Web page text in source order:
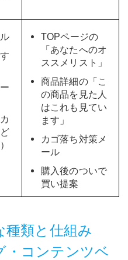
TOPページの
「あなたへのオ
ススメリスト」
商品詳細の「こ
の商品を見た人
はこれも見てい
ます」
カゴ落ち対策メ
ール
購入後のついで
買い提案
類と仕組み
・コンテンツベ